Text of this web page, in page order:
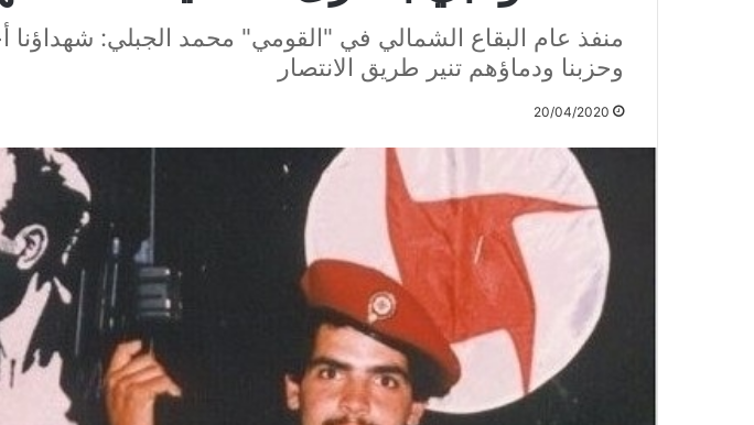
منفذ عام البقاع الشمالي في "القومي" محمد الجبلي: شهداؤنا
وحزبنا ودماؤهم تنير طريق الانتصار
20/04/2020